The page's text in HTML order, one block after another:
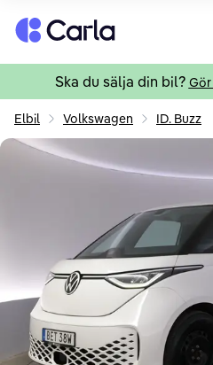
Tillbaka till startsidan
Ska du sälja din bil?
Elbil Volkswagen ID. Buzz